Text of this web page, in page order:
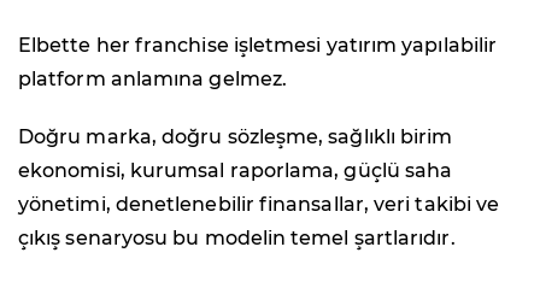
Elbette her franchise işletmesi yatırım yapılabilir
platform anlamına gelmez.
Doğru marka, doğru sözleşme, sağlıklı birim
ekonomisi, kurumsal raporlama, güçlü saha
yönetimi, denetlenebilir finansallar, veri takibi ve
çıkış senaryosu bu modelin temel şartlarıdır.